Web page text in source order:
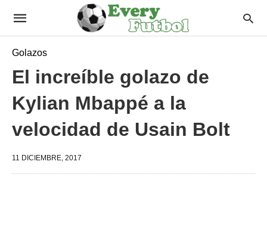
Golazos
El increíble golazo de
Kylian Mbappé a la
velocidad de Usain Bolt
11 DICIEMBRE, 2017